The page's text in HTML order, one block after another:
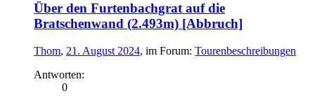
Über den Furtenbachgrat auf die
Bratschenwand (2.493m) [Abbruch]
Thom, 21. August 2024, im Forum: Tourenbeschreibungen
Antworten:
0